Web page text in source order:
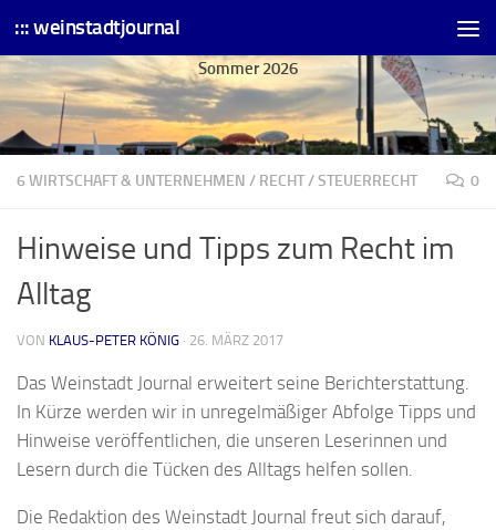
Skip to content
::: weinstadtjournal
Sommer 2026
6 WIRTSCHAFT & UNTERNEHMEN / RECHT/STEUERRECHT 0
Hinweise und Tipps zum Recht im
Alltag
VON KLAUS-PETER KÖNIG · 26. MÄRZ 2017
Das Weinstadt Journal erweitert seine Berichterstattung.
In Kürze werden wir in unregelmäßiger Abfolge Tipps und
Hinweise veröffentlichen, die unseren Leserinnen und
Lesern durch die Tücken des Alltags helfen sollen.
Die Redaktion des Weinstadt Journal freut sich darauf,